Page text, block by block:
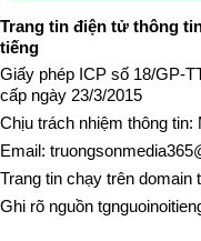
Trang tin điện tử thông
tiếng
Giấy phép ICP số 18/GP-
cấp ngày 23/3/2015
Chịu trách nhiệm thông
Email:
Trang tin chạy trên domain
Ghi rõ nguồn